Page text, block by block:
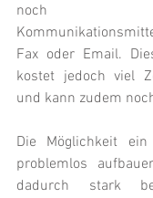
noch
Fax oder Email.
kostet jedoch viel
und kann zudem
Die Möglichkeit
problemlos
dadurch stark